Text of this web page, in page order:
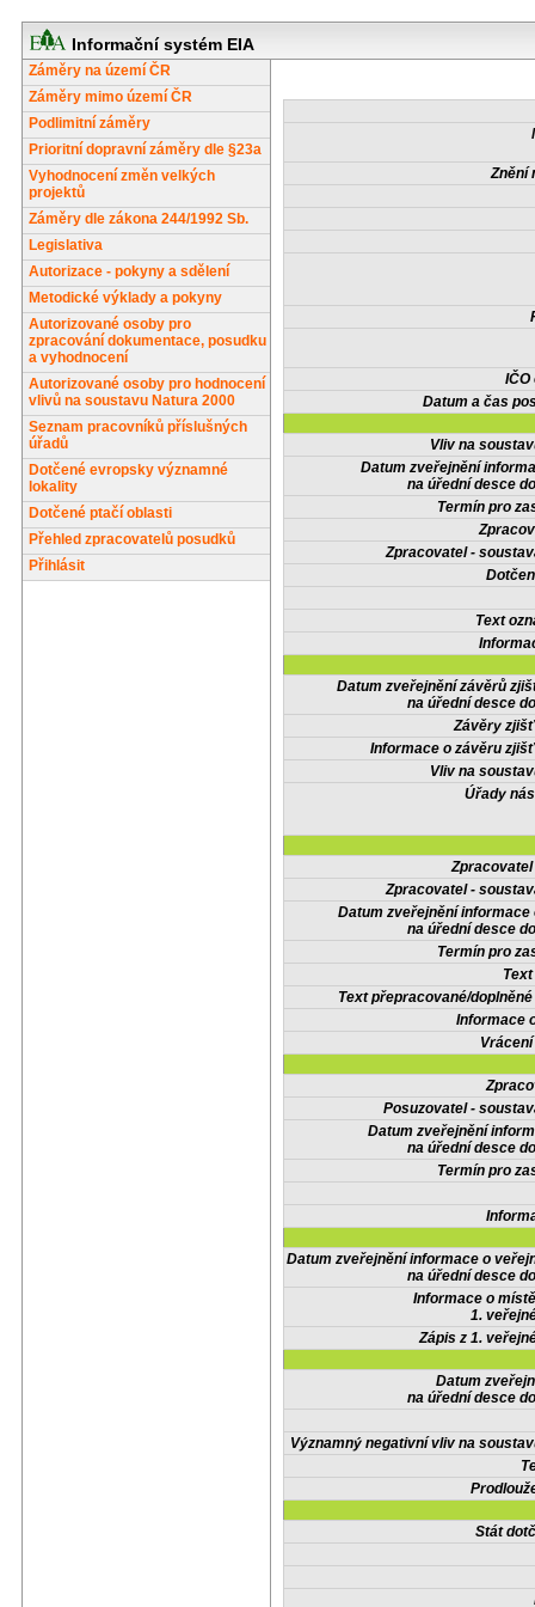
Informační systém EIA
Záměry na území ČR
Záměry mimo území ČR
Podlimitní záměry
Prioritní dopravní záměry dle §23a
Vyhodnocení změn velkých
projektů
Záměry dle zákona 244/1992 Sb.
Legislativa
Autorizace - pokyny a sdělení
Metodické výklady a pokyny
Autorizované osoby pro
zpracování dokumentace, posudku
a vyhodnocení
Autorizované osoby pro hodnocení
vlivů na soustavu Natura 2000
Seznam pracovníků příslušných
úřadů
Dotčené evropsky významné
lokality
Dotčené ptačí oblasti
Přehled zpracovatelů posudků
Přihlásit
Znění
IČO
Datum a čas
Vliv na
Datum zveřejnění
na úřední desce
Termín pro
Zpracovatel -
Text
Datum zveřejnění závěrů
na úřední desce
Závěry
Informace o závěru
Vliv na
Úřady
Zpracovatel -
Datum zveřejnění informace
na úřední desce
Termín pro
Text přepracované/
Informace
Posuzovatel -
Datum zveřejnění
na úřední desce
Termín pro
Datum zveřejnění informace o
na úřední desce
Informace o
1.
Zápis z 1.
Datum
na úřední desce
Významný negativní vliv na
Stát